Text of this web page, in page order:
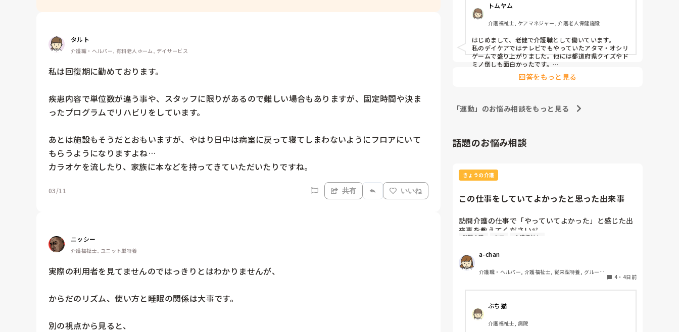
タルト
介護職・ヘルパー, 有料老人ホーム, デイサービス
私は回復期に勤めております。
疾患内容で単位数が違う事や、スタッフに限りがあるので難しい場合もありますが、固定時間や決ま
ったプログラムでリハビリをしています。
あとは施設もそうだとおもいますが、やはり日中は病室に戻って寝てしまわないようにフロアにいて
もらうようになりますよね…
カラオケを流したり、家族に本などを持ってきていただいたりですね。
03/11 共有 いいね
ニッシー
介護福祉士, ユニット型特養
実際の利用者を見てませんのではっきりとはわかりませんが、
からだのリズム、使い方と睡眠の関係は大事です。
別の視点から見ると、
トムヤム
介護福祉士, ケアマネジャー, 介護老人保健施設
はじめまして、老健で介護職として働いています。
私のデイケアではテレビでもやっていたアタマ・オシリ
ゲームで盛り上がりました。他には都道府県クイズやド
ミノ倒しも面白かったです。
あと、早口言葉や発声練習なども面白かったです。
参考になれば幸いです。回答をもっと見る
「運動」のお悩み相談をもっと見る
話題のお悩み相談
きょうの介護
この仕事をしていてよかったと思った出来事
訪問介護の仕事で「やっていてよかった」と感じた出
来事を教えてください🫧
「今日は行きたくないな…」と感じることはありま
す。
そんなときに「この仕事をやっていてよかった」と思
えた出来事を思い浮かべたら前向きな気持ちで出勤で
皆さんが訪問介護の仕事で「やっていてよかった」と
感じたエピソードがあれば、ぜひ教えてください。
訪問介護 ケア 介護福祉士
a-chan
介護職・ヘルパー, 介護福祉士, 従来型特養, グループ
4 ・ 4日前
ぶち猫
介護福祉士, 病院